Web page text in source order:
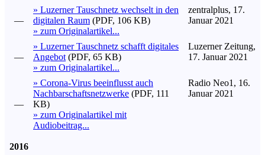
—
» Luzerner Tauschnetz wechselt in den
digitalen Raum (PDF, 106 KB)
» zum Originalartikel...
zentralplus, 17.
Januar 2021
—
» Luzerner Tauschnetz schafft digitales
Angebot (PDF, 65 KB)
» zum Originalartikel...
Luzerner Zeitung,
17. Januar 2021
—
» Corona-Virus beeinflusst auch
Nachbarschaftsnetzwerke (PDF, 111
KB)
» zum Originalartikel mit
Audiobeitrag...
Radio Neo1, 16.
Januar 2021
2016